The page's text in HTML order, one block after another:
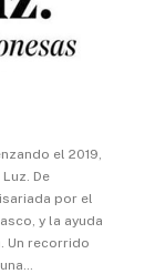
el 2019,
De
por el
y la ayuda
Un recorrido